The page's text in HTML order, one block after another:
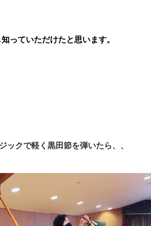
っていただけたと思います。
クで軽く黒田節を弾いたら、、